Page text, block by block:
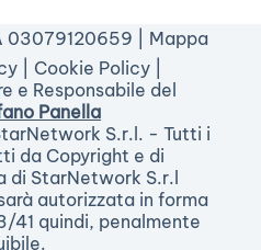
03079120659 | Mappa
Cookie Policy
e Responsabile del
Panella
S.r.l. - Tutti i
da Copyright e di
di StarNetwork S.r.l
autorizzata in forma
41 quindi, penalmente